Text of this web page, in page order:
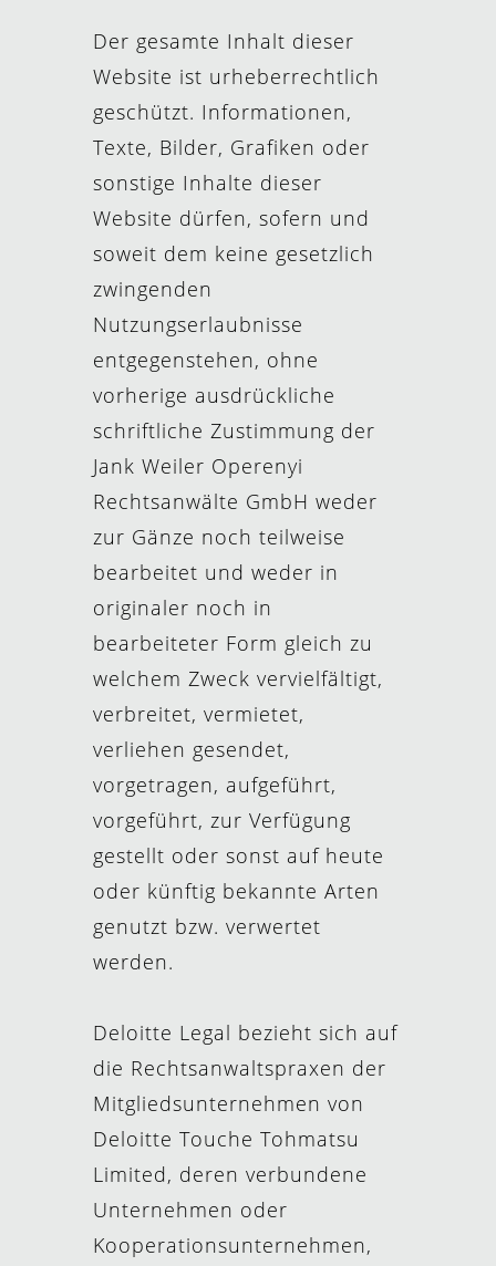
Der gesamte Inhalt dieser
Website ist urheberrechtlich
geschützt. Informationen,
Texte, Bilder, Grafiken oder
sonstige Inhalte dieser
Website dürfen, sofern und
soweit dem keine gesetzlich
zwingenden
Nutzungserlaubnisse
entgegenstehen, ohne
vorherige ausdrückliche
schriftliche Zustimmung der
Jank Weiler Operenyi
Rechtsanwälte GmbH weder
zur Gänze noch teilweise
bearbeitet und weder in
originaler noch in
bearbeiteter Form gleich zu
welchem Zweck vervielfältigt,
verbreitet, vermietet,
verliehen gesendet,
vorgetragen, aufgeführt,
vorgeführt, zur Verfügung
gestellt oder sonst auf heute
oder künftig bekannte Arten
genutzt bzw. verwertet
werden.
Deloitte Legal bezieht sich auf
die Rechtsanwaltspraxen der
Mitgliedsunternehmen von
Deloitte Touche Tohmatsu
Limited, deren verbundene
Unternehmen oder
Kooperationsunternehmen,